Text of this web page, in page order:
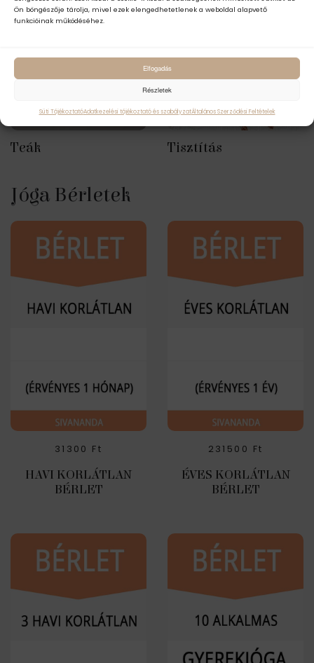
Ön böngészője tárolja, mivel ezek elengedhetetlenek a weboldal alapvető
funkcióinak működéséhez.
Elfogadás
Részletek
Süti TájékoztatóAdatkezelési tájékoztató és szabályzatÁltalános Szerződési Feltételek
Teák Tisztítás
Jóga Bérletek
31300 Ft
HAVI KORLÁTLAN
BÉRLET
231500 Ft
ÉVES KORLÁTLAN
BÉRLET